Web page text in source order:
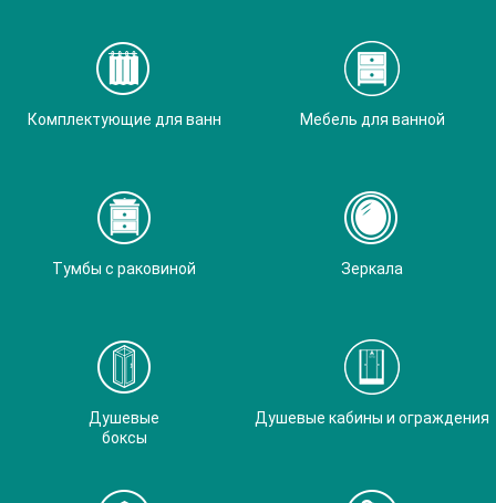
Комплектующие для ванн Мебель для ванной
Тумбы с раковиной Зеркала
Душевые
боксы
Душевые кабины и ограждения